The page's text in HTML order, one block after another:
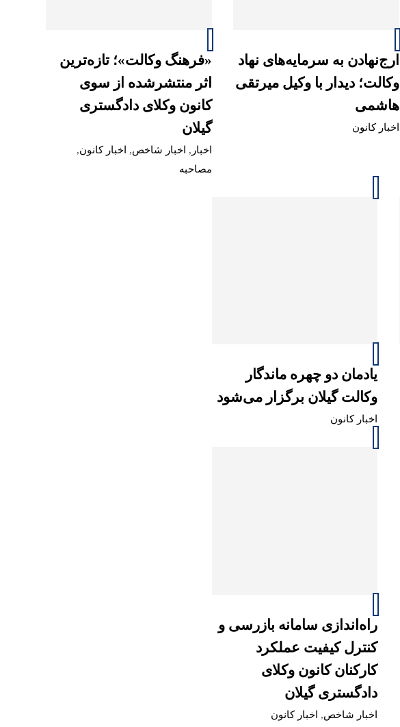
ارج‌نهادن به سرمایه‌های نهاد
وکالت؛ دیدار با وکیل میرتقی
هاشمی
اخبار کانون
«فرهنگ وکالت»؛ تازه‌ترین
اثر منتشرشده از سوی
کانون وکلای دادگستری
گیلان
اخبار , اخبار شاخص, اخبار کانون,
مصاحبه
یادمان دو چهره ماندگار
وکالت گیلان برگزار می‌شود
اخبار کانون
راه‌اندازی سامانه بازرسی و
کنترل کیفیت عملکرد
کارکنان کانون وکلای
دادگستری گیلان
اخبار شاخص, اخبار کانون